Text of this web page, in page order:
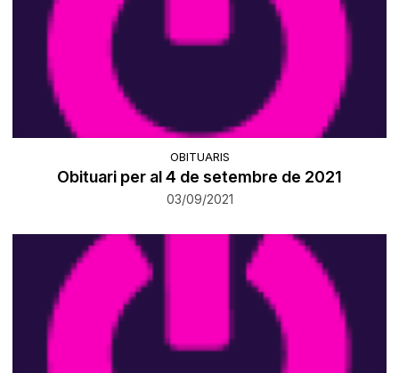
OBITUARIS
Obituari per al 4 de setembre de 2021
03/09/2021